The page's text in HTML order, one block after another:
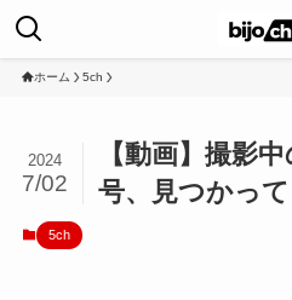
ホーム 5ch
【動画】撮影
号、見つかっ
2024
7/02
5ch